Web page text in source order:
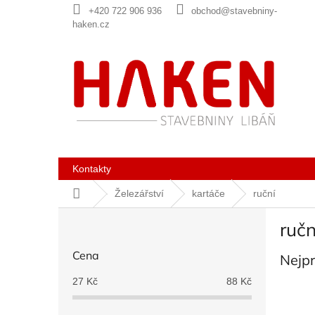
+420 722 906 936
obchod@stavebniny-
haken.cz
Kontakty
Domů Železářství kartáče ruční
Cena
27 Kč 88 Kč